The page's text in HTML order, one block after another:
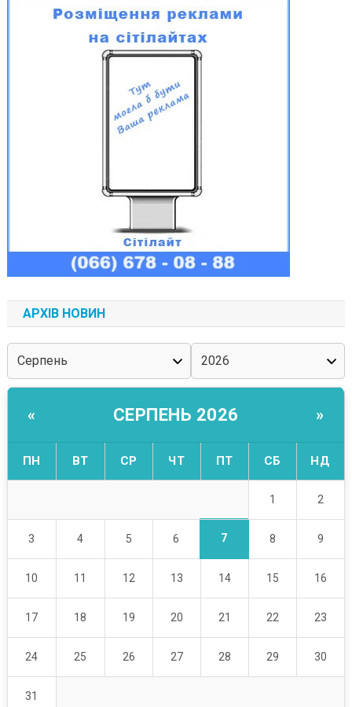
АРХІВ НОВИН
« СЕРПЕНЬ 2026 »
ПН ВТ СР ЧТ ПТ СБ НД
1 2
3 4 5 6 7 8 9
10 11 12 13 14 15 16
17 18 19 20 21 22 23
24 25 26 27 28 29 30
31